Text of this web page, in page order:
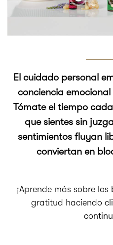
El cuidado personal
conciencia
Tómate el tiempo
que sientes sin
sentimientos fluyan
conviertan en
¡Aprende más sobre
gratitud haciendo